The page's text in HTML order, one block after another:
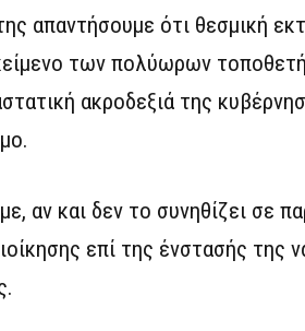
απαντήσουμε ότι θεσμική
των πολύωρων
ακροδεξιά της
αν και δεν το συνηθίζει σε
επί της ένστασής της